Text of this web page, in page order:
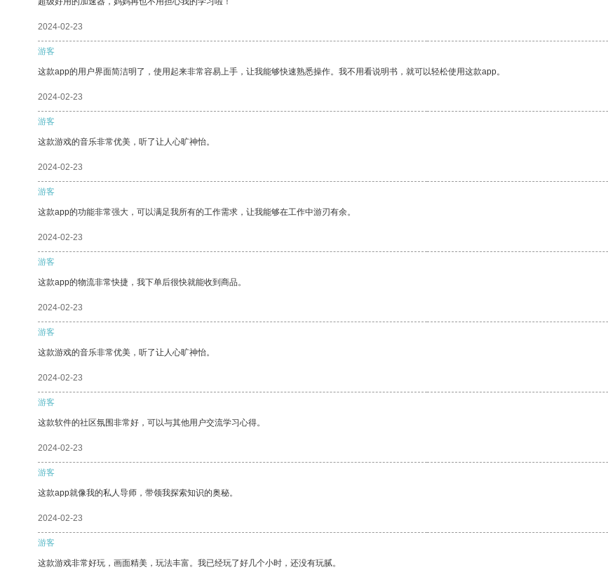
2024-02-23
游客
这款app的用户界面简洁明了，使用起来非常容易上手，让我能够快速熟悉操作。我不用看说明书，就可以轻松使用这款app。
2024-02-23
游客
这款游戏的音乐非常优美，听了让人心旷神怡。
2024-02-23
游客
这款app的功能非常强大，可以满足我所有的工作需求，让我能够在工作中游刃有余。
2024-02-23
游客
这款app的物流非常快捷，我下单后很快就能收到商品。
2024-02-23
游客
这款游戏的音乐非常优美，听了让人心旷神怡。
2024-02-23
游客
这款软件的社区氛围非常好，可以与其他用户交流学习心得。
2024-02-23
游客
这款app就像我的私人导师，带领我探索知识的奥秘。
2024-02-23
游客
这款游戏非常好玩，画面精美，玩法丰富。我已经玩了好几个小时，还没有玩腻。